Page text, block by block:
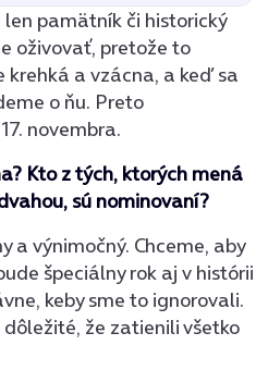
len pamätník či historický
oživovať, pretože to
a vzácna, a keď sa
o ňu. Preto
novembra.
Kto z tých, ktorých mená
sú nominovaní?
a výnimočný. Chceme, aby
špeciálny rok aj v histórii
keby sme to ignorovali.
že zatienili všetko